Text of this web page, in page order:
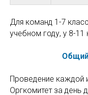
Для команд 1-7
учебном году, у 8-11
Проведение каждой
Оргкомитет за день